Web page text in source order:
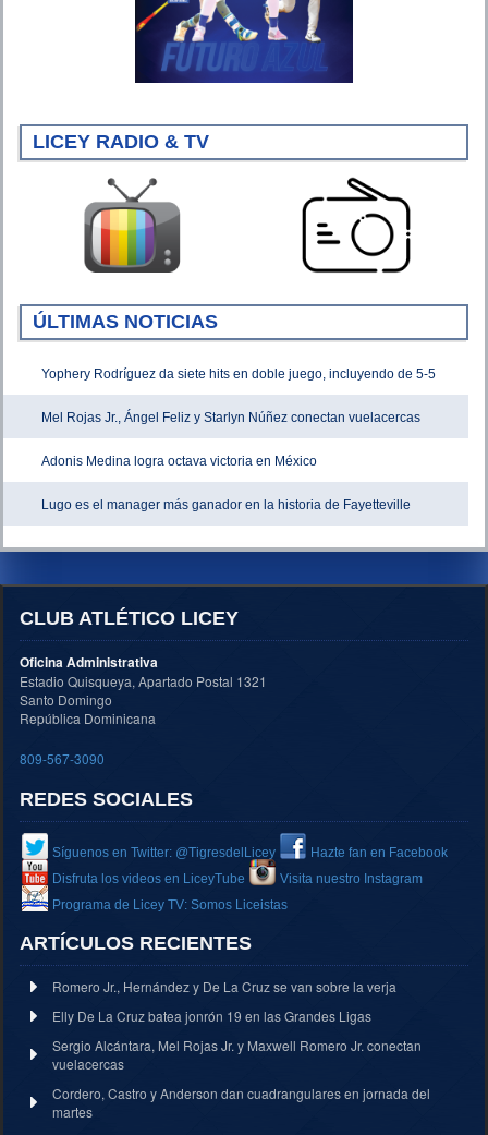
LICEY RADIO & TV
ÚLTIMAS NOTICIAS
Yophery Rodríguez da siete hits en doble juego, incluyendo de 5-5
Mel Rojas Jr., Ángel Feliz y Starlyn Núñez conectan vuelacercas
Adonis Medina logra octava victoria en México
Lugo es el manager más ganador en la historia de Fayetteville
CLUB ATLÉTICO LICEY
Oficina Administrativa
Estadio Quisqueya, Apartado Postal 1321
Santo Domingo
República Dominicana
809-567-3090
REDES SOCIALES
Síguenos en Twitter: @TigresdelLicey
Hazte fan en Facebook
Disfruta los videos en LiceyTube
Visita nuestro Instagram
Programa de Licey TV: Somos Liceistas
ARTÍCULOS RECIENTES
Romero Jr., Hernández y De La Cruz se van sobre la verja
Elly De La Cruz batea jonrón 19 en las Grandes Ligas
Sergio Alcántara, Mel Rojas Jr. y Maxwell Romero Jr. conectan
vuelacercas
Cordero, Castro y Anderson dan cuadrangulares en jornada del
martes